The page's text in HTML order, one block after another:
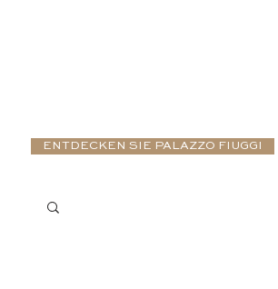
ENTDECKEN SIE PALAZZO FIUGGI